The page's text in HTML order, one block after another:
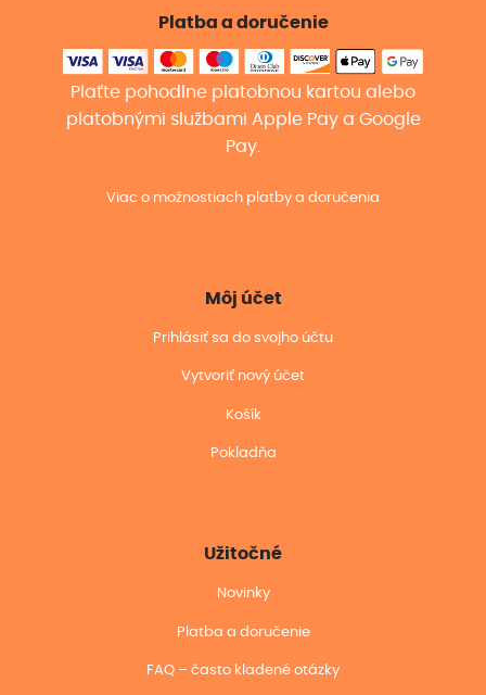
Platba a doručenie
Plaťte pohodlne platobnou kartou alebo
platobnými službami Apple Pay a Google
Pay.
Viac o možnostiach platby a doručenia
Môj účet
Prihlásiť sa do svojho účtu
Vytvoriť nový účet
Košík
Pokladňa
Užitočné
Novinky
Platba a doručenie
FAQ – často kladené otázky